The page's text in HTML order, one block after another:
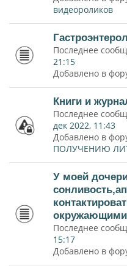
видеороликов
Последнее
21:15
Добавлено в
Книги и
Последнее
дек 2022, 11:43
Добавлено в
ПОЛУЧЕНИЮ
У моей
Последнее
15:17
Добавлено в